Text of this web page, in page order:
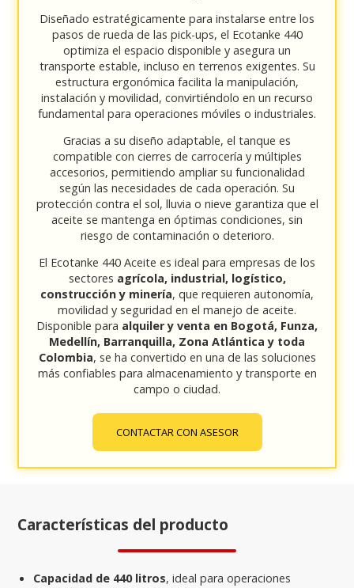
Diseñado estratégicamente para instalarse entre los
pasos de rueda de las pick-ups, el Ecotanke 440
optimiza el espacio disponible y asegura un
transporte estable, incluso en terrenos exigentes. Su
estructura ergonómica facilita la manipulación,
instalación y movilidad, convirtiéndolo en un recurso
fundamental para operaciones móviles o industriales.
Gracias a su diseño adaptable, el tanque es
compatible con cierres de carrocería y múltiples
accesorios, permitiendo ampliar su funcionalidad
según las necesidades de cada operación. Su
protección contra el sol, lluvia o nieve garantiza que el
aceite se mantenga en óptimas condiciones, sin
riesgo de contaminación o deterioro.
El Ecotanke 440 Aceite es ideal para empresas de los
sectores agrícola, industrial, logístico,
construcción y minería, que requieren autonomía,
movilidad y seguridad en el manejo de aceite.
Disponible para alquiler y venta en Bogotá, Funza,
Medellín, Barranquilla, Zona Atlántica y toda
Colombia, se ha convertido en una de las soluciones
más confiables para almacenamiento y transporte en
campo o ciudad.
CONTACTAR CON ASESOR
Características del producto
Capacidad de 440 litros, ideal para operaciones